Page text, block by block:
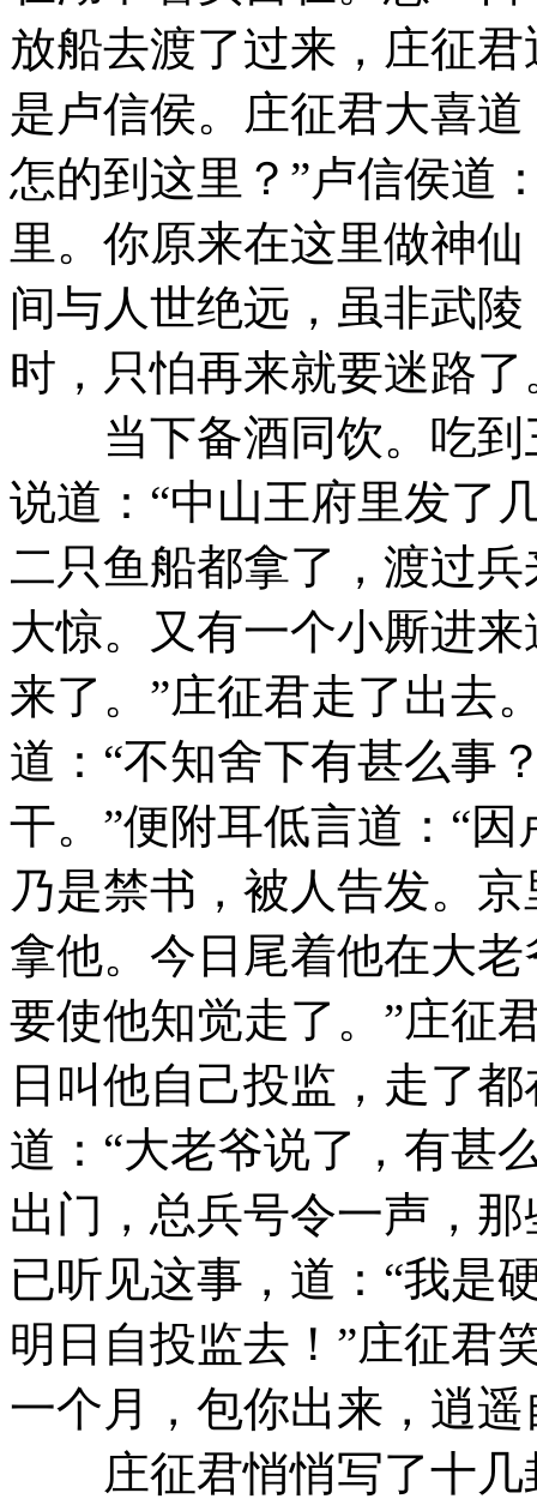
放船去渡了过来，庄征
是卢信侯。庄征君大喜
怎的到这里？”卢信侯道
里。你原来在这里做神仙
间与人世绝远，虽非武
时，只怕再来就要迷路了
当下备酒同饮。吃到
说道：“中山王府里发了
二只鱼船都拿了，渡过
大惊。又有一个小厮进
来了。”庄征君走了出去
道：“不知舍下有甚么事
干。”便附耳低言道：“
乃是禁书，被人告发。
拿他。今日尾着他在大
要使他知觉走了。”庄征
日叫他自己投监，走了
道：“大老爷说了，有甚
出门，总兵号令一声，
已听见这事，道：“我是
明日自投监去！”庄征君
一个月，包你出来，逍
庄征君悄悄写了十几